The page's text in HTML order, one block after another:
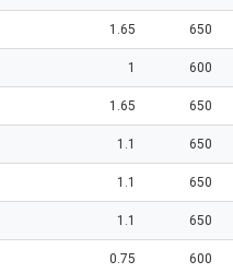
650
1.65
600
1
650
1.65
650
1.1
650
1.1
650
1.1
600
0.75